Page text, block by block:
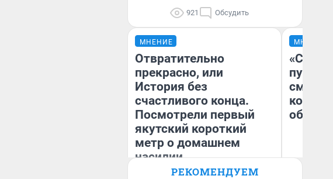
921 Обсудить
МНЕНИЕ
Отвратительно
прекрасно, или
История без
счастливого конца.
Посмотрели первый
якутский короткий
метр о домашнем
насилии
МНЕНИЕ
РЕКОМЕНДУЕМ